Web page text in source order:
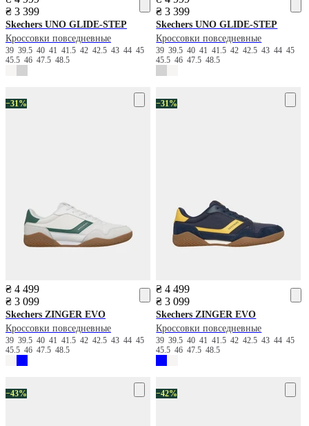
₴ 3 399
Skechers UNO GLIDE-STEP
Кроссовки повседневные
39 39.5 40 41 41.5 42 42.5 43 44 45
45.5 46 47.5 48.5
₴ 3 399
Skechers UNO GLIDE-STEP
Кроссовки повседневные
3939.5404141.54242.5434445
45.54647.548.5
−31%
₴ 4 499
₴ 3 099
Skechers ZINGER EVO
Кроссовки повседневные
39 39.5 40 41 41.5 42 42.5 43 44 45
45.5 46 47.5 48.5
−31%
₴ 4 499
₴ 3 099
Skechers ZINGER EVO
Кроссовки повседневные
3939.5404141.54242.5434445
45.54647.548.5
−43% −42%